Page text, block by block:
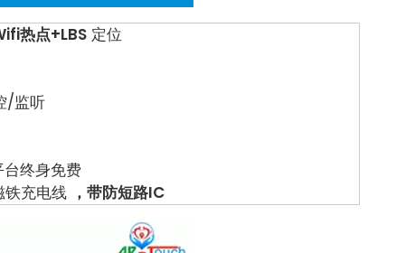
热点+LBS 定位
/监听
台终身免费
铁充电线 ，带防短路IC